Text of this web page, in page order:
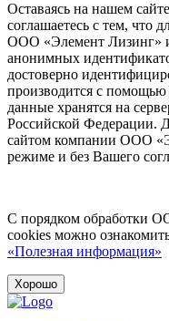
Оставаясь на нашем
соглашаетесь с тем, что
ООО «Элемент Лизинг»
анонимных
достоверно
производится с
данные хранятся на
Российской Федерации.
сайтом компании ООО
режиме и без Вашего
С порядком обработки
cookies можно
«Полезная информация»
Хорошо